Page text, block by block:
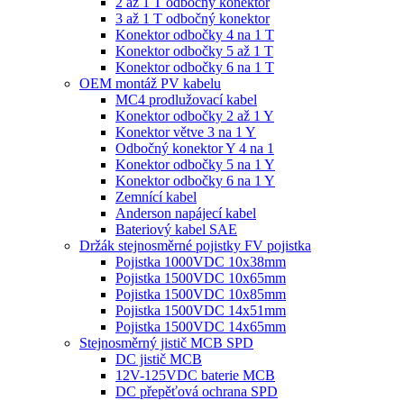
3 až 1 T odbočný konektor
Konektor odbočky 4 na 1 T
Konektor odbočky 5 až 1 T
Konektor odbočky 6 na 1 T
OEM montáž PV kabelu
MC4 prodlužovací kabel
Konektor odbočky 2 až 1 Y
Konektor větve 3 na 1 Y
Odbočný konektor Y 4 na 1
Konektor odbočky 5 na 1 Y
Konektor odbočky 6 na 1 Y
Zemnící kabel
Anderson napájecí kabel
Bateriový kabel SAE
Držák stejnosměrné pojistky FV pojistka
Pojistka 1000VDC 10x38mm
Pojistka 1500VDC 10x65mm
Pojistka 1500VDC 10x85mm
Pojistka 1500VDC 14x51mm
Pojistka 1500VDC 14x65mm
Stejnosměrný jistič MCB SPD
DC jistič MCB
12V-125VDC baterie MCB
DC přepěťová ochrana SPD